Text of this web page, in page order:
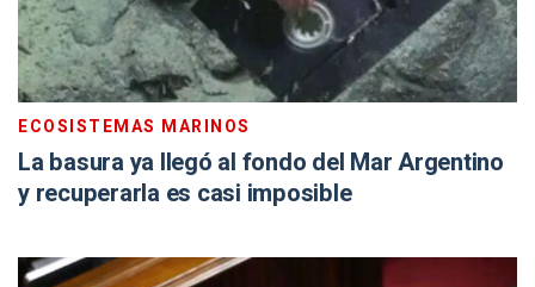
ECOSISTEMAS MARINOS
La basura ya llegó al fondo del Mar Argentino
y recuperarla es casi imposible